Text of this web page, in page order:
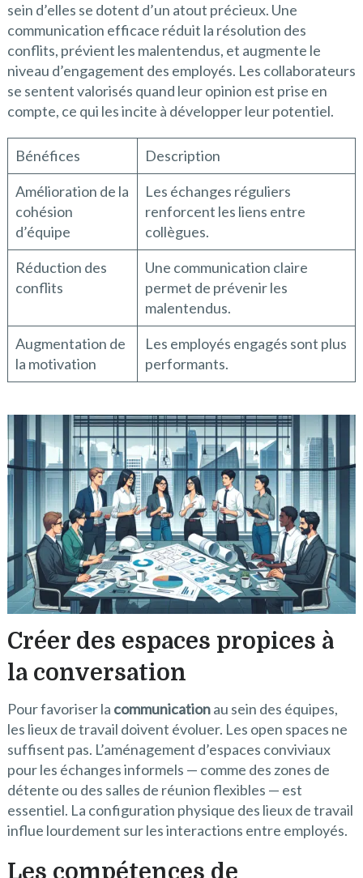
sein d’elles se dotent d’un atout précieux. Une
communication efficace réduit la résolution des
conflits, prévient les malentendus, et augmente le
niveau d’engagement des employés. Les collaborateurs
se sentent valorisés quand leur opinion est prise en
compte, ce qui les incite à développer leur potentiel.
Bénéfices
Description
Amélioration de la
cohésion
d’équipe
Les échanges réguliers
renforcent les liens entre
collègues.
Réduction des
conflits
Une communication claire
permet de prévenir les
malentendus.
Augmentation de
la motivation
Les employés engagés sont plus
performants.
Créer des espaces propices à
la conversation
Pour favoriser la communicationau sein des équipes,
les lieux de travail doivent évoluer. Les open spaces ne
suffisent pas. L’aménagement d’espaces conviviaux
pour les échanges informels — comme des zones de
détente ou des salles de réunion flexibles — est
essentiel. La configuration physique des lieux de travail
influe lourdement sur les interactions entre employés.
Les compétences de